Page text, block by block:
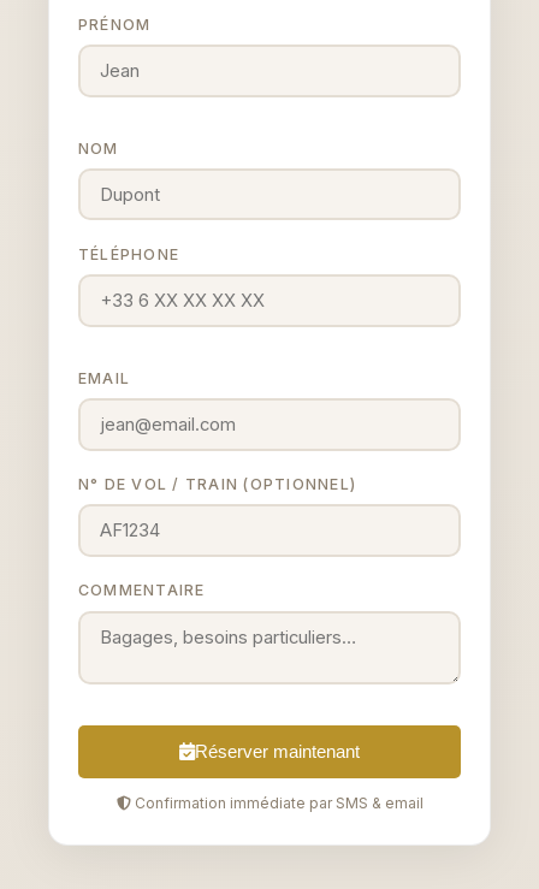
PRÉNOM
NOM
TÉLÉPHONE
EMAIL
N° DE VOL / TRAIN (OPTIONNEL)
COMMENTAIRE
Réserver maintenant
Confirmation immédiate par SMS & email